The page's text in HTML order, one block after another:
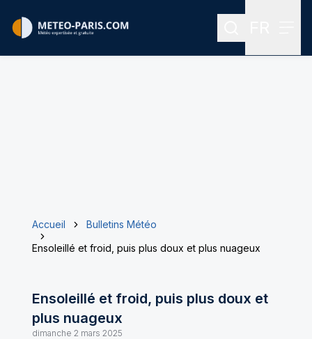
Rechercher
Accueil
Bulletins Météo
Ensoleillé et froid, puis plus doux et plus nuageux
Ensoleillé et froid, puis plus doux et
plus nuageux
dimanche 2 mars 2025